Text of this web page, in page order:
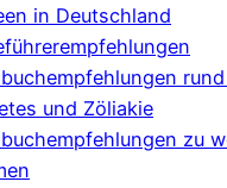
in Deutschland
und Zöliakie
zu